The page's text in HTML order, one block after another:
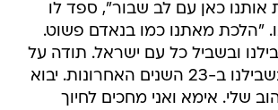
כאן עם לב שבור", ספד לו
"הלכת מאתנו כמו בנאדם פשוט.
ובשביל כל עם ישראל. תודה על
כל מה שהיית בשבילנו ב-23 השנים האחרונות. יבוא
שלי. אימא ואני מחכים לחיוך